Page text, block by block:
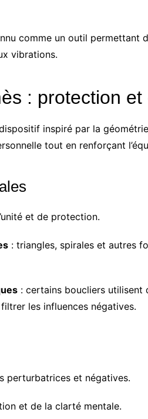
comme un outil permettant
vibrations.
: protection
inspiré par la
tout en renforçant
et de protection.
: triangles, spirales et autres
: certains boucliers utilisent
les influences négatives.
perturbatrices et négatives.
et de la clarté mentale.